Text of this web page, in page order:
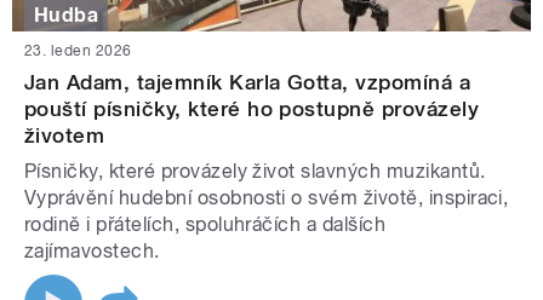
Hudba
23. leden 2026
Jan Adam, tajemník Karla Gotta, vzpomíná a
pouští písničky, které ho postupně provázely
životem
Písničky, které provázely život slavných muzikantů.
Vyprávění hudební osobnosti o svém životě, inspiraci,
rodině i přátelích, spoluhráčích a dalších
zajímavostech.